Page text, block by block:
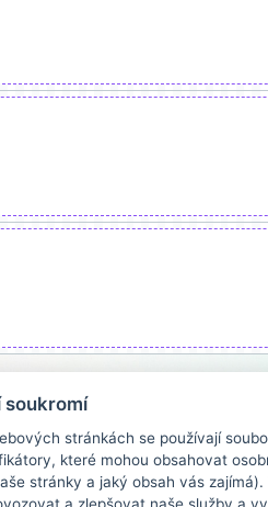
soukromí
stránkách se používají
které mohou obsahovat
stránky a jaký obsah vás